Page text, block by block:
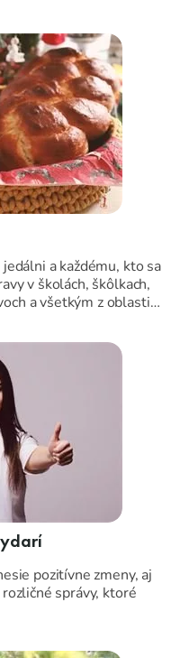
a každému, kto sa
v školách, škôlkach,
a všetkým z oblasti
a príjemnej energie.
pozitívne zmeny, aj
správy, ktoré